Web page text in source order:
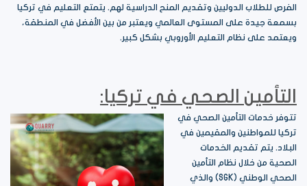
الفرص للطلاب الدوليين وتقديم المنح الدراسية لهم. يتمتع التعليم في تركيا
بسمعة جيدة على المستوى العالمي ويعتبر من بين الأفضل في المنطقة،
ويعتمد على نظام التعليم الأوروبي بشكل كبير.
التأمين الصحي في تركيا:
تتوفر خدمات التأمين الصحي في
تركيا للمواطنين والمقيمين في
البلاد. يتم تقديم الخدمات
الصحية من خلال نظام التأمين
الصحي الوطني (SGK) والذي